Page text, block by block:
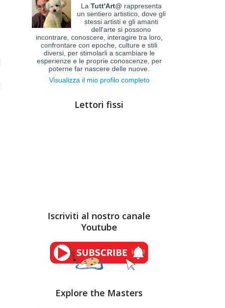
La Tutt'Art@ rappresenta
un sentiero artistico, dove gli
stessi artisti e gli amanti
dell'arte si possono
incontrare, conoscere, interagire tra loro,
confrontare con epoche, culture e stili
diversi, per stimolarli a scambiare le
esperienze e le proprie conoscenze, per
poterne far nascere delle nuove.
Visualizza il mio profilo completo
Lettori fissi
Iscriviti al nostro canale
Youtube
Explore the Masters